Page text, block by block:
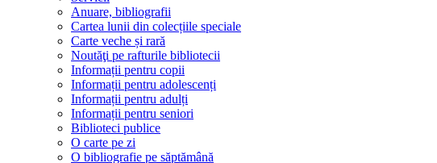
Anuare, bibliografii
Cartea lunii din colecțiile speciale
Carte veche și rară
Noutăţi pe rafturile bibliotecii
Informații pentru copii
Informații pentru adolescenți
Informații pentru adulți
Informații pentru seniori
Biblioteci publice
O carte pe zi
O bibliografie pe săptămână